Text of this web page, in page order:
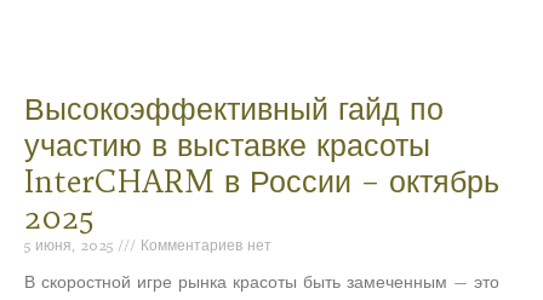
Высокоэффективный гайд по
участию в выставке красоты
InterCHARM в России – октябрь
2025
5 июня, 2025 Комментариев нет
В скоростной игре рынка красоты быть замеченным — это